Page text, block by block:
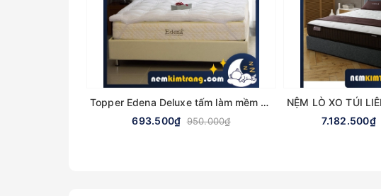
Topper Edena Deluxe tấm làm mềm nệm, lót nệm - CHÍNH HÃNG
693.500₫ 950.000₫
7.182.500₫